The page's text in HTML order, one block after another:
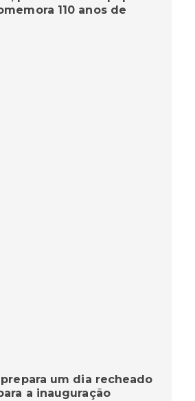
110 anos de
um dia recheado
a inauguração